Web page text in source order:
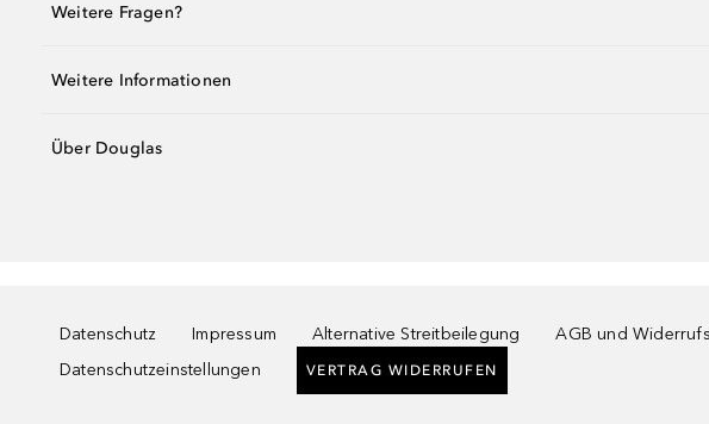
Weitere Fragen?
Weitere Informationen
Über Douglas
Datenschutz Impressum Alternative Streitbeilegung
AGB und
Datenschutzeinstellungen
VERTRAG WIDERRUFEN